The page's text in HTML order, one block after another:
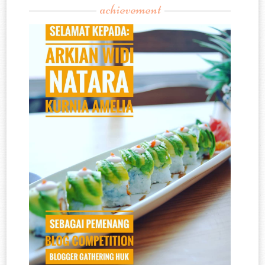
achievement